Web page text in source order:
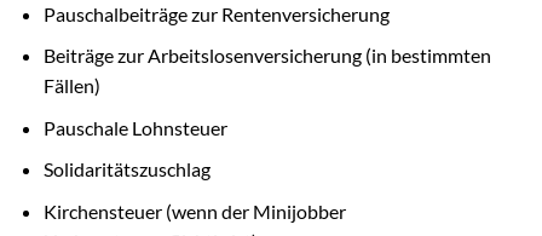
Pauschalbeiträge zur Rentenversicherung
Beiträge zur Arbeitslosenversicherung (in bestimmten
Fällen)
Pauschale Lohnsteuer
Solidaritätszuschlag
Kirchensteuer (wenn der Minijobber